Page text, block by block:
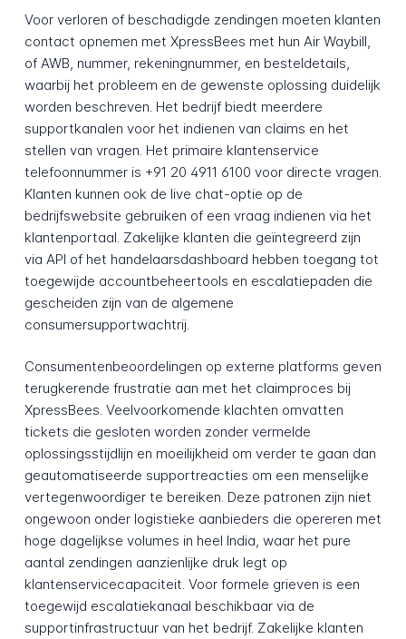
Voor verloren of beschadigde zendingen moeten klanten
contact opnemen met XpressBees met hun Air Waybill,
of AWB, nummer, rekeningnummer, en besteldetails,
waarbij het probleem en de gewenste oplossing duidelijk
worden beschreven. Het bedrijf biedt meerdere
supportkanalen voor het indienen van claims en het
stellen van vragen. Het primaire klantenservice
telefoonnummer is +91 20 4911 6100 voor directe vragen.
Klanten kunnen ook de live chat-optie op de
bedrijfswebsite gebruiken of een vraag indienen via het
klantenportaal. Zakelijke klanten die geïntegreerd zijn
via API of het handelaarsdashboard hebben toegang tot
toegewijde accountbeheertools en escalatiepaden die
gescheiden zijn van de algemene
consumersupportwachtrij.
Consumentenbeoordelingen op externe platforms geven
terugkerende frustratie aan met het claimproces bij
XpressBees. Veelvoorkomende klachten omvatten
tickets die gesloten worden zonder vermelde
oplossingsstijdlijn en moeilijkheid om verder te gaan dan
geautomatiseerde supportreacties om een menselijke
vertegenwoordiger te bereiken. Deze patronen zijn niet
ongewoon onder logistieke aanbieders die opereren met
hoge dagelijkse volumes in heel India, waar het pure
aantal zendingen aanzienlijke druk legt op
klantenservicecapaciteit. Voor formele grieven is een
toegewijd escalatiekanaal beschikbaar via de
supportinfrastructuur van het bedrijf. Zakelijke klanten